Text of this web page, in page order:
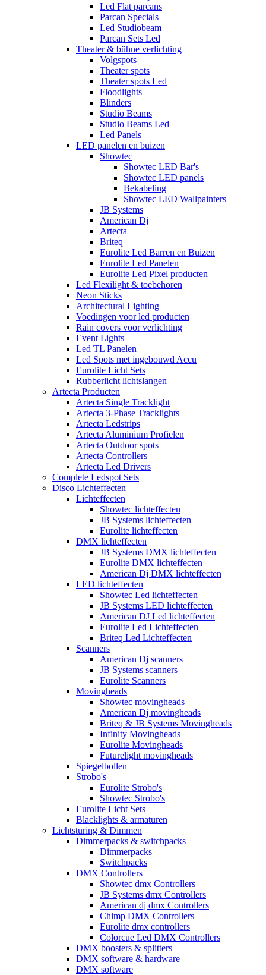
Led Flat parcans
Parcan Specials
Led Studiobeam
Parcan Sets Led
Theater & bühne verlichting
Volgspots
Theater spots
Theater spots Led
Floodlights
Blinders
Studio Beams
Studio Beams Led
Led Panels
LED panelen en buizen
Showtec
Showtec LED Bar's
Showtec LED panels
Bekabeling
Showtec LED Wallpainters
JB Systems
American Dj
Artecta
Briteq
Eurolite Led Barren en Buizen
Eurolite Led Panelen
Eurolite Led Pixel producten
Led Flexilight & toebehoren
Neon Sticks
Architectural Lighting
Voedingen voor led producten
Rain covers voor verlichting
Event Lights
Led TL Panelen
Led Spots met ingebouwd Accu
Eurolite Licht Sets
Rubberlicht lichtslangen
Artecta Producten
Artecta Single Tracklight
Artecta 3-Phase Tracklights
Artecta Ledstrips
Artecta Aluminium Profielen
Artecta Outdoor spots
Artecta Controllers
Artecta Led Drivers
Complete Ledspot Sets
Disco Lichteffecten
Lichteffecten
Showtec lichteffecten
JB Systems lichteffecten
Eurolite lichteffecten
DMX lichteffecten
JB Systems DMX lichteffecten
Eurolite DMX lichteffecten
American Dj DMX lichteffecten
LED lichteffecten
Showtec Led lichteffecten
JB Systems LED lichteffecten
American DJ Led lichteffecten
Eurolite Led Lichteffecten
Briteq Led Lichteffecten
Scanners
American Dj scanners
JB Systems scanners
Eurolite Scanners
Movingheads
Showtec movingheads
American Dj movingheads
Briteq & JB Systems Movingheads
Infinity Movingheads
Eurolite Movingheads
Futurelight movingheads
Spiegelbollen
Strobo's
Eurolite Strobo's
Showtec Strobo's
Eurolite Licht Sets
Blacklights & armaturen
Lichtsturing & Dimmen
Dimmerpacks & switchpacks
Dimmerpacks
Switchpacks
DMX Controllers
Showtec dmx Controllers
JB Systems dmx Controllers
American dj dmx Controllers
Chimp DMX Controllers
Eurolite dmx controllers
Colorcue Led DMX Controllers
DMX boosters & splitters
DMX software & hardware
DMX software